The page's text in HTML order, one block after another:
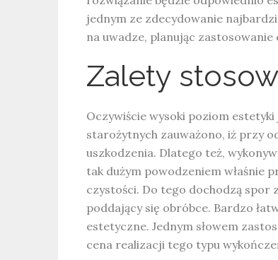
jednym ze zdecydowanie
na uwadze, planując
Zalety
Oczywiście wysoki poziom
starożytnych zauważono, iż przy
uszkodzenia. Dlatego też,
tak dużym powodzeniem właśnie
czystości. Do tego dochodzą spor
poddający się obróbce. Bardzo
estetyczne. Jednym słowem
cena realizacji tego typu